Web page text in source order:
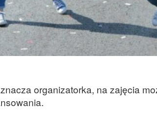
organizatorka, na zajęcia